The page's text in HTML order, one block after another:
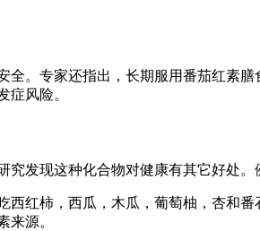
全。专家还指出，长期服用番茄红素
症风险。
发现这种化合物对健康有其它好处
西红柿，西瓜，木瓜，葡萄柚，杏和
来源。